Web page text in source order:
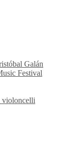
Galán
Festival
violoncelli